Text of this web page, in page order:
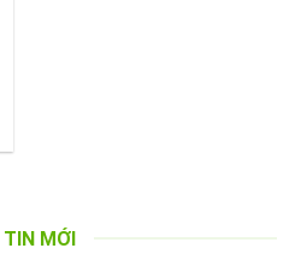
TIN MỚI